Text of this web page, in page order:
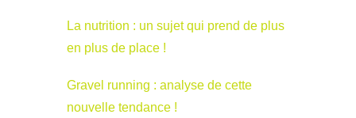
La nutrition : un sujet qui prend de plus
en plus de place !
Gravel running : analyse de cette
nouvelle tendance !